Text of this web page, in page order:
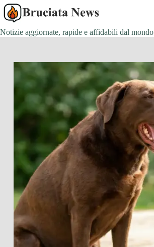
Salta
contenuto
Notizie aggiornate, rapide e affidabili dal mondo